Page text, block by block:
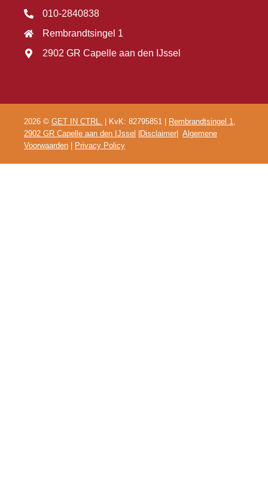
010-2840838
Rembrandtsingel 1
2902 GR Capelle aan den IJssel
2026 © GET IN CTRL. | KvK: 82795851 |
Rembrandtsingel 1,
2902 GR Capelle aan den IJssel
Disclaimer
Algemene
Voorwaarden
Privacy Policy